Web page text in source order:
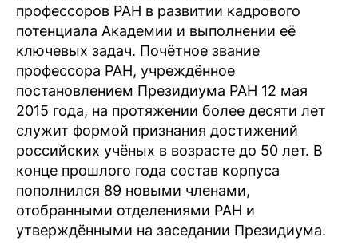
профессоров РАН в развитии кадрового
потенциала Академии и выполнении её
ключевых задач. Почётное звание
профессора РАН, учреждённое
постановлением Президиума РАН 12 мая
2015 года, на протяжении более десяти лет
служит формой признания достижений
российских учёных в возрасте до 50 лет. В
конце прошлого года состав корпуса
пополнился 89 новыми членами,
отобранными отделениями РАН и
утверждёнными на заседании Президиума.